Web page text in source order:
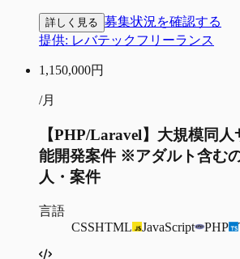
詳しく見る 募集状況を確認する
提供: レバテックフリーランス
1,150,000円
/月
【PHP/Laravel】大規模同
能開発案件 ※アダルト含む
人・案件
言語
CSSHTML JavaScript PHP